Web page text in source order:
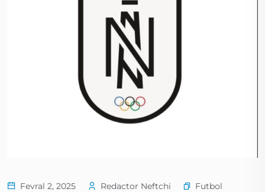
Fevral 2, 2025 Redactor Neftchi
Futbol